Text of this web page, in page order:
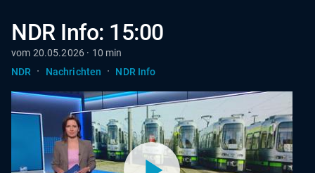
NDR Info: 15:00
vom 20.05.2026 · 10 min
NDR
· Nachrichten · NDR Info